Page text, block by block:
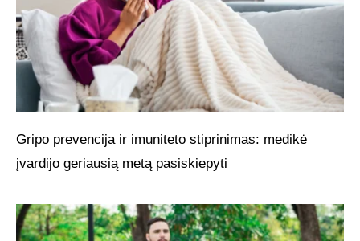
Gripo prevencija ir imuniteto stiprinimas: medikė
įvardijo geriausią metą pasiskiepyti